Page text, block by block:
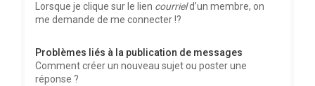
Lorsque je clique sur le lien courrield’un membre, on
me demande de me connecter !?
Problèmes liés à la publication de messages
Comment créer un nouveau sujet ou poster une
réponse ?